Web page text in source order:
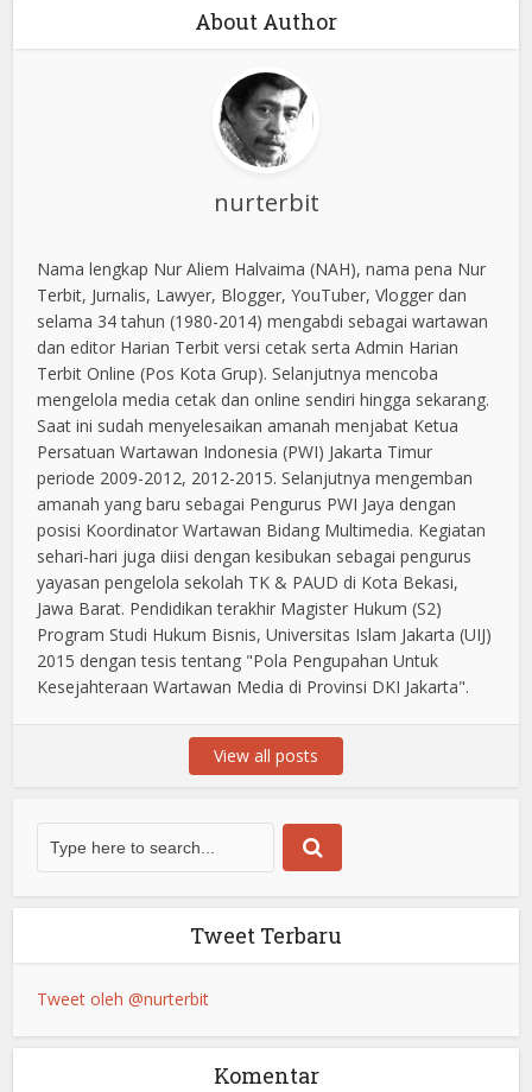
About Author
nurterbit
Nama lengkap Nur Aliem Halvaima (NAH), nama pena Nur
Terbit, Jurnalis, Lawyer, Blogger, YouTuber, Vlogger dan
selama 34 tahun (1980-2014) mengabdi sebagai wartawan
dan editor Harian Terbit versi cetak serta Admin Harian
Terbit Online (Pos Kota Grup). Selanjutnya mencoba
mengelola media cetak dan online sendiri hingga sekarang.
Saat ini sudah menyelesaikan amanah menjabat Ketua
Persatuan Wartawan Indonesia (PWI) Jakarta Timur
periode 2009-2012, 2012-2015. Selanjutnya mengemban
amanah yang baru sebagai Pengurus PWI Jaya dengan
posisi Koordinator Wartawan Bidang Multimedia. Kegiatan
sehari-hari juga diisi dengan kesibukan sebagai pengurus
yayasan pengelola sekolah TK & PAUD di Kota Bekasi,
Jawa Barat. Pendidikan terakhir Magister Hukum (S2)
Program Studi Hukum Bisnis, Universitas Islam Jakarta (UIJ)
2015 dengan tesis tentang "Pola Pengupahan Untuk
Kesejahteraan Wartawan Media di Provinsi DKI Jakarta".
View all posts
Tweet Terbaru
Tweet oleh @nurterbit
Komentar